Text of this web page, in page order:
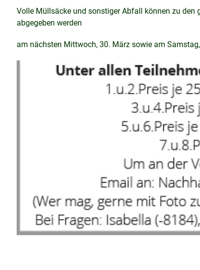
Volle Müllsäcke und sonstiger Abfall können zu den
abgegeben werden
am nächsten Mittwoch, 30. März sowie am